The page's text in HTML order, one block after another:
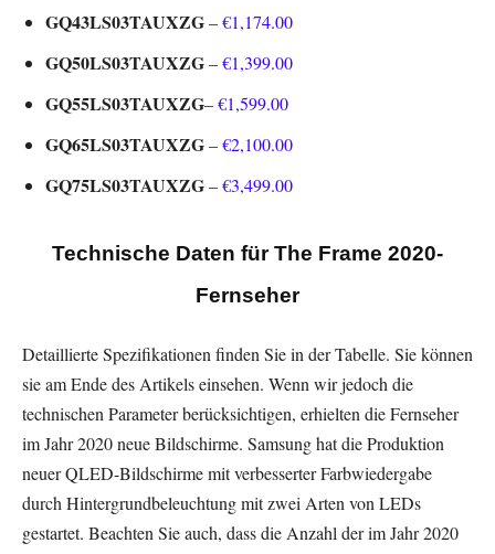
GQ43LS03TAUXZG–€1,174.00
GQ50LS03TAUXZG–€1,399.00
GQ55LS03TAUXZG–€1,599.00
GQ65LS03TAUXZG–€2,100.00
GQ75LS03TAUXZG–€3,499.00
Technische Daten für The Frame 2020-
Fernseher
Detaillierte Spezifikationen finden Sie in der Tabelle. Sie können
sie am Ende des Artikels einsehen. Wenn wir jedoch die
technischen Parameter berücksichtigen, erhielten die Fernseher
im Jahr 2020 neue Bildschirme. Samsung hat die Produktion
neuer QLED-Bildschirme mit verbesserter Farbwiedergabe
durch Hintergrundbeleuchtung mit zwei Arten von LEDs
gestartet. Beachten Sie auch, dass die Anzahl der im Jahr 2020